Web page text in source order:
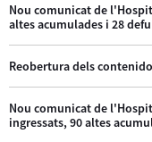
Nou comunicat de
altes acumulades i 28
Reobertura dels
Nou comunicat de
ingressats, 90 altes